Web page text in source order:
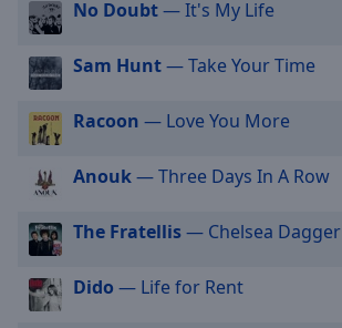
settings
dialog
subtitles
off
selected
Audio
Track
in-
Picture
This
No Doubt— It's My Life
Sam Hunt— Take Your Time
Racoon — Love You More
Anouk— Three Days In A Row
The Fratellis— Chelsea Dagger
Dido — Life for Rent